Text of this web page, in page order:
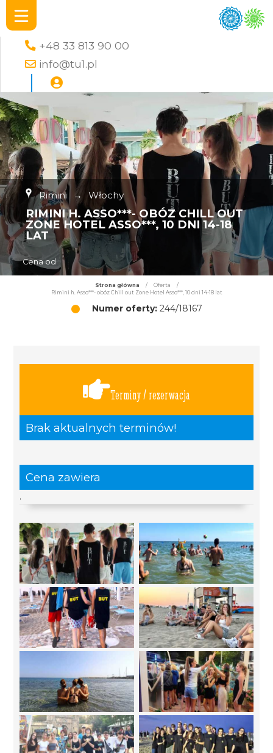
+48 33 813 90 00
info@tu1.pl
Rimini → Włochy
RIMINI H. ASSO***- OBÓZ CHILL OUT
ZONE HOTEL ASSO***, 10 DNI 14-18
LAT
Cena od
Strona główna / Oferta
/
Rimini h. Asso***- obóz Chill out Zone Hotel Asso***, 10 dni 14-18 lat
Numer oferty:244/18167
Terminy / rezerwacja
Brak aktualnych terminów!
Cena zawiera
.